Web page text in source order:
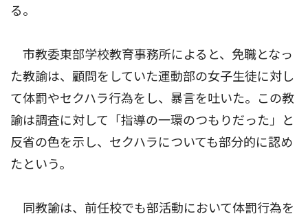
る。
市教委東部学校教育事務所によると、免職となっ
た教諭は、顧問をしていた運動部の女子生徒に対し
て体罰やセクハラ行為をし、暴言を吐いた。この教
諭は調査に対して「指導の一環のつもりだった」と
反省の色を示し、セクハラについても部分的に認め
たという。
同教諭は、前任校でも部活動において体罰行為を